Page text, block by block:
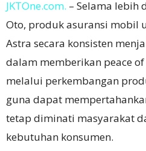
JKTOne.com. – Selama lebih
Oto, produk asuransi mobil
Astra secara konsisten
dalam memberikan peace
melalui perkembangan
guna dapat
tetap diminati masyarakat
kebutuhan konsumen.